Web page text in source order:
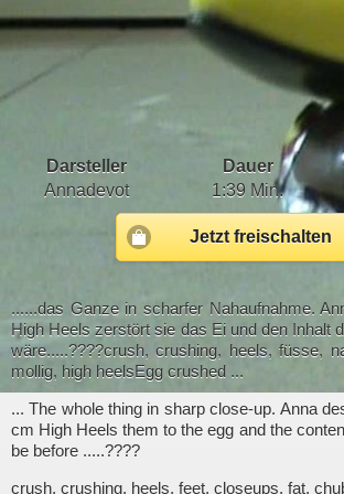
Darsteller Dauer
Annadevot
1:39 Min.
Jetzt freischalten
......das Ganze in scharfer Nahaufnahme.
High Heels zerstört sie das Ei und den Inhalt
wäre.....????crush, crushing, heels, füsse,
mollig, high heelsEgg crushed ...
... The whole thing in sharp close-up. Anna
cm High Heels them to the egg and the
be before .....????
crush, crushing, heels, feet, closeups, fat,